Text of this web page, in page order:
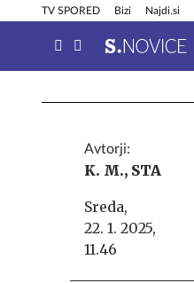
TV SPORED Bizi Najdi.si
Info in obvestila
Avtorji:
K. M., STA
Sreda,
22. 1. 2025,
11.46